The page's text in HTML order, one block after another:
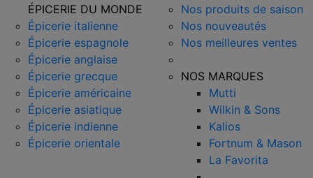
ÉPICERIE DU MONDE
Épicerie italienne
Épicerie espagnole
Épicerie anglaise
Épicerie grecque
Épicerie américaine
Épicerie asiatique
Épicerie indienne
Épicerie orientale
Nos produits de saison
Nos nouveautés
Nos meilleures ventes
NOS MARQUES
Mutti
Wilkin & Sons
Kalios
Fortnum & Mason
La Favorita